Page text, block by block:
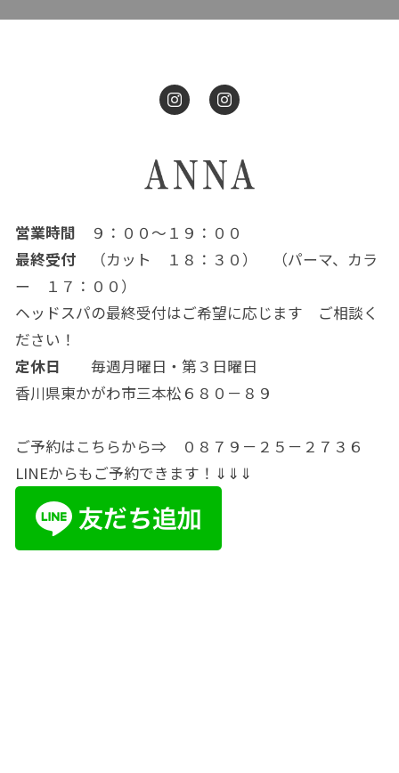
営業時間 ９：００～１９：００
最終受付（カット １８：３０） （パーマ、カラ
ー １７：００）
ヘッドスパの最終受付はご希望に応じます ご相談く
ださい！
定休日 毎週月曜日・第３日曜日
香川県東かがわ市三本松６８０－８９
ご予約はこちらから⇒ ０８７９－２５－２７３６
LINEからもご予約できます！⇓⇓⇓